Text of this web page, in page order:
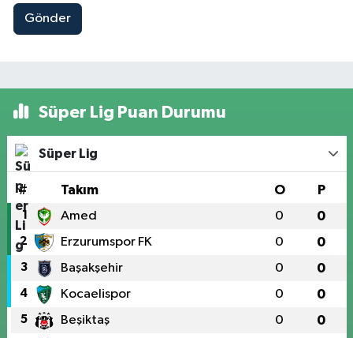
Gönder
Süper Lig Puan Durumu
Süper Lig
# Takım O P
1 Amed 0 0
2 Erzurumspor FK 0 0
3 Başakşehir 0 0
4 Kocaelispor 0 0
5 Beşiktaş 0 0